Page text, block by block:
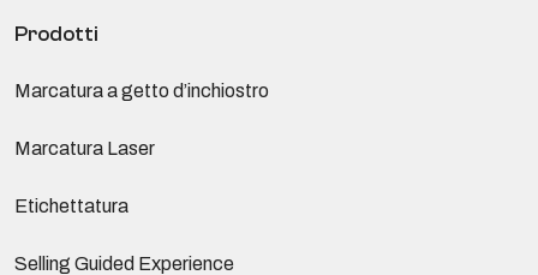
Prodotti
Marcatura a getto d’inchiostro
Marcatura Laser
Etichettatura
Selling Guided Experience